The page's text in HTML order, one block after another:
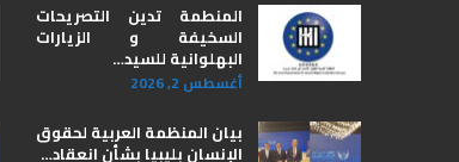
المنطمة تدين التصريحات
السخيفة و الزيارات
البهلوانية للسيد…
أغسطس 2, 2026
بيان المنظمة العربية لحقوق
الإنسان بليبيا ​بشأن انعقاد…